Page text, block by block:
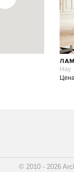
Hay
© 2010 - 2026